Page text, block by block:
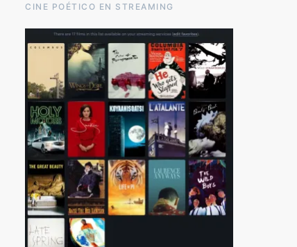
CINE POÉTICO EN STREAMING